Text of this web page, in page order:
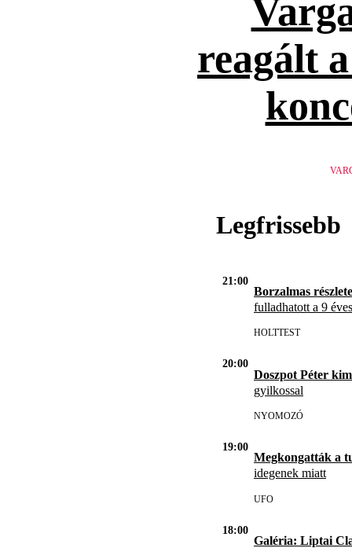
reagált
Legfrissebb
21:00
Borzalmas
fulladhatott a 9
HOLTTEST
20:00
Doszpot Péter
gyilkossal
NYOMOZÓ
19:00
Megkongatták a
idegenek miatt
UFO
18:00
Galéria: Liptai